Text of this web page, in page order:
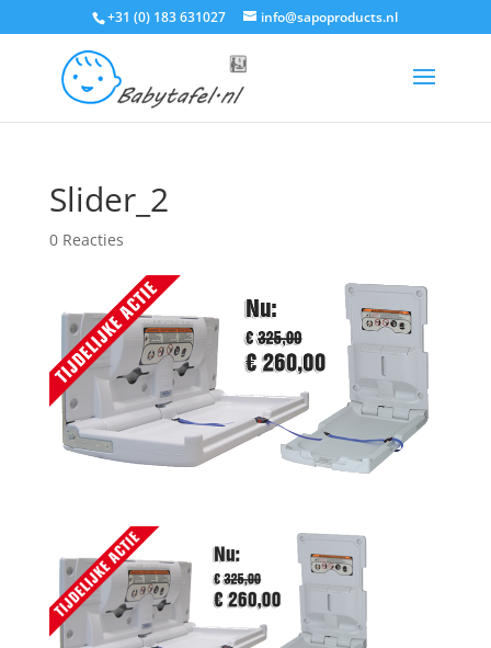
+31 (0) 183 631027 info@sapoproducts.nl
Slider_2
0 Reacties